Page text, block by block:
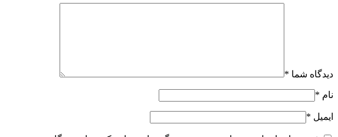
دیدگاه شما *
نام *
ایمیل *